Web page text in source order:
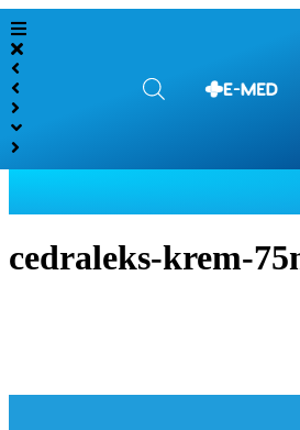
cedraleks-krem-